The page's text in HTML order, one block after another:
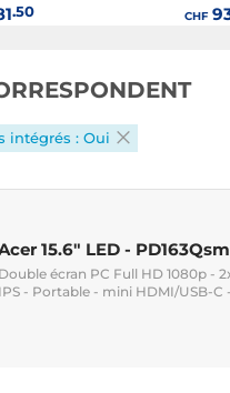
.50 CHF
intégrés : Oui
15.6" LED -
Double écran PC Full HD 1080p -
IPS - Portable - mini HDMI/USB-C